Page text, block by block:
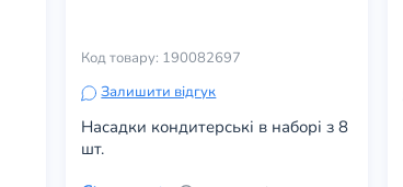
Код товару: 190082697
Залишити відгук
Насадки кондитерські в наборі з 8
шт.